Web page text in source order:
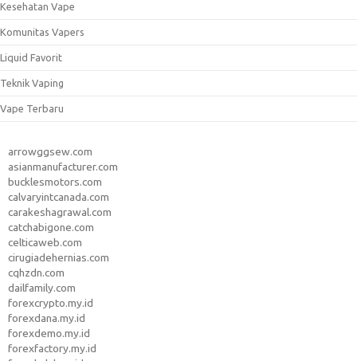
Kesehatan Vape
Komunitas Vapers
Liquid Favorit
Teknik Vaping
Vape Terbaru
arrowggsew.com
asianmanufacturer.com
bucklesmotors.com
calvaryintcanada.com
carakeshagrawal.com
catchabigone.com
celticaweb.com
cirugiadehernias.com
cqhzdn.com
dailfamily.com
forexcrypto.my.id
forexdana.my.id
forexdemo.my.id
forexfactory.my.id